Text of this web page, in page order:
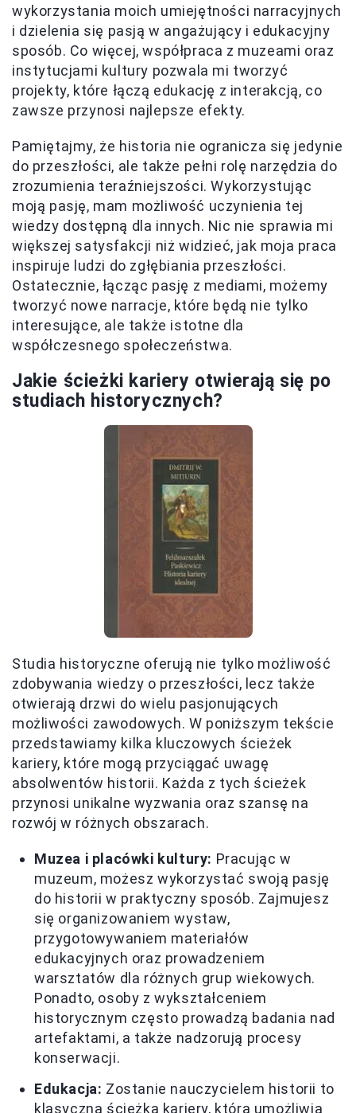
wykorzystania moich umiejętności narracyjnych
i dzielenia się pasją w angażujący i edukacyjny
sposób. Co więcej, współpraca z muzeami oraz
instytucjami kultury pozwala mi tworzyć
projekty, które łączą edukację z interakcją, co
zawsze przynosi najlepsze efekty.
Pamiętajmy, że historia nie ogranicza się jedynie
do przeszłości, ale także pełni rolę narzędzia do
zrozumienia teraźniejszości. Wykorzystując
moją pasję, mam możliwość uczynienia tej
wiedzy dostępną dla innych. Nic nie sprawia mi
większej satysfakcji niż widzieć, jak moja praca
inspiruje ludzi do zgłębiania przeszłości.
Ostatecznie, łącząc pasję z mediami, możemy
tworzyć nowe narracje, które będą nie tylko
interesujące, ale także istotne dla
współczesnego społeczeństwa.
Jakie ścieżki kariery otwierają się po
studiach historycznych?
Studia historyczne oferują nie tylko możliwość
zdobywania wiedzy o przeszłości, lecz także
otwierają drzwi do wielu pasjonujących
możliwości zawodowych. W poniższym tekście
przedstawiamy kilka kluczowych ścieżek
kariery, które mogą przyciągać uwagę
absolwentów historii. Każda z tych ścieżek
przynosi unikalne wyzwania oraz szansę na
rozwój w różnych obszarach.
Muzea i placówki kultury: Pracując w
muzeum, możesz wykorzystać swoją pasję
do historii w praktyczny sposób. Zajmujesz
się organizowaniem wystaw,
przygotowywaniem materiałów
edukacyjnych oraz prowadzeniem
warsztatów dla różnych grup wiekowych.
Ponadto, osoby z wykształceniem
historycznym często prowadzą badania nad
artefaktami, a także nadzorują procesy
konserwacji.
Edukacja: Zostanie nauczycielem historii to
klasyczna ścieżka kariery, która umożliwia